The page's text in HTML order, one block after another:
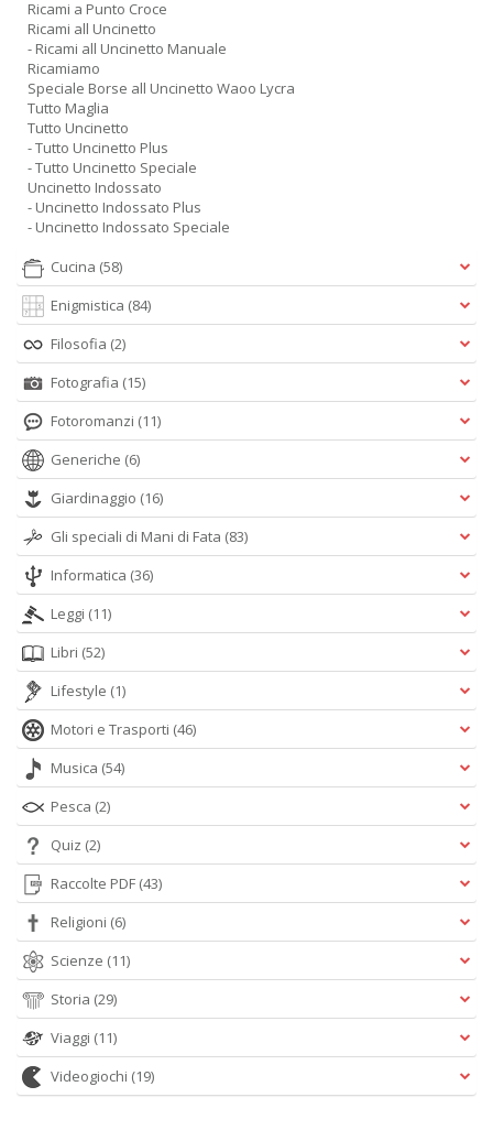
Ricami a Punto Croce
Ricami all Uncinetto
- Ricami all Uncinetto Manuale
Ricamiamo
Speciale Borse all Uncinetto Waoo Lycra
Tutto Maglia
Tutto Uncinetto
- Tutto Uncinetto Plus
- Tutto Uncinetto Speciale
Uncinetto Indossato
- Uncinetto Indossato Plus
- Uncinetto Indossato Speciale
Cucina (58)
Enigmistica (84)
Filosofia (2)
Fotografia (15)
Fotoromanzi (11)
Generiche (6)
Giardinaggio (16)
Gli speciali di Mani di Fata (83)
Informatica (36)
Leggi (11)
Libri (52)
Lifestyle (1)
Motori e Trasporti (46)
Musica (54)
Pesca (2)
Quiz (2)
Raccolte PDF (43)
Religioni (6)
Scienze (11)
Storia (29)
Viaggi (11)
Videogiochi (19)